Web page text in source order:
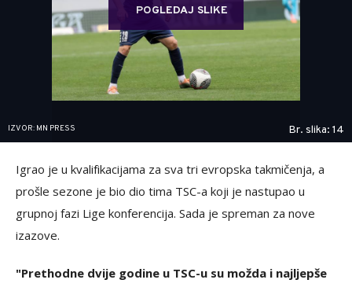
POGLEDAJ SLIKE
IZVOR: MN PRESS Br. slika: 14
Igrao je u kvalifikacijama za sva tri evropska takmičenja, a
prošle sezone je bio dio tima TSC-a koji je nastupao u
grupnoj fazi Lige konferencija. Sada je spreman za nove
izazove.
"Prethodne dvije godine u TSC-u su možda i najljepše